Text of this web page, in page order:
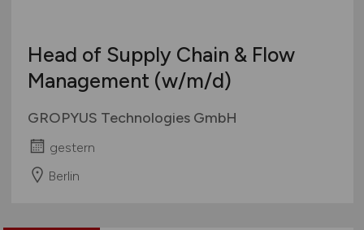
Head of Supply Chain & Flow
Management (w/m/d)
GROPYUS Technologies GmbH
gestern
Berlin